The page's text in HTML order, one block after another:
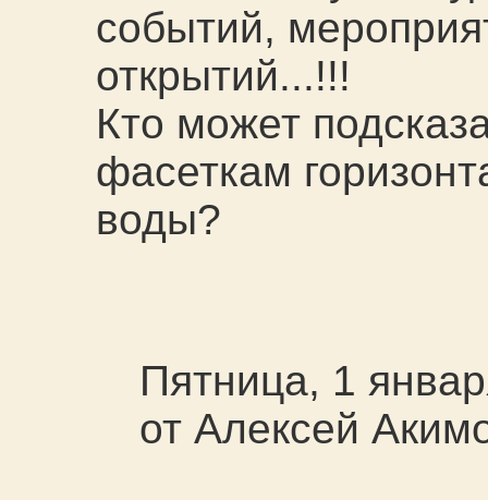
событий,
открытий...!!!
Кто может
фасеткам
воды?
Пятница, 1
от Алексей